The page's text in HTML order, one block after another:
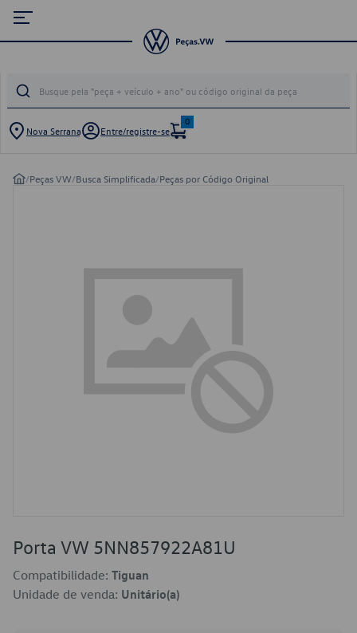
Nova Serrana Entre/registre-se
0
/Peças VW/Busca Simplificada/Peças por Código Original
Porta VW 5NN857922A81U
Compatibilidade: Tiguan
Unidade de venda: Unitário(a)